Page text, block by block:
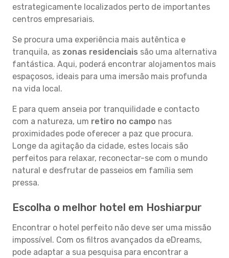
estrategicamente localizados perto de importantes
centros empresariais.
Se procura uma experiência mais autêntica e
tranquila, as zonas residenciais são uma alternativa
fantástica. Aqui, poderá encontrar alojamentos mais
espaçosos, ideais para uma imersão mais profunda
na vida local.
E para quem anseia por tranquilidade e contacto
com a natureza, um retiro no campo nas
proximidades pode oferecer a paz que procura.
Longe da agitação da cidade, estes locais são
perfeitos para relaxar, reconectar-se com o mundo
natural e desfrutar de passeios em família sem
pressa.
Escolha o melhor hotel em Hoshiarpur
Encontrar o hotel perfeito não deve ser uma missão
impossível. Com os filtros avançados da eDreams,
pode adaptar a sua pesquisa para encontrar a